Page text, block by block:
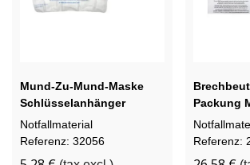
Mund-Zu-Mund-Maske
Schlüsselanhänger
Notfallmaterial
Referenz: 32056
Packung
Referenz: